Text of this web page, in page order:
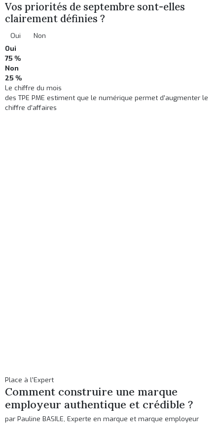
Vos priorités de septembre sont-elles
clairement définies ?
Oui
Non
Oui
75 %
Non
25 %
Le chiffre du mois
des TPE PME estiment que le numérique permet d’augmenter le
chiffre d’affaires
Place à l'Expert
Comment construire une marque
employeur authentique et crédible ?
par Pauline BASILE, Experte en marque et marque employeur